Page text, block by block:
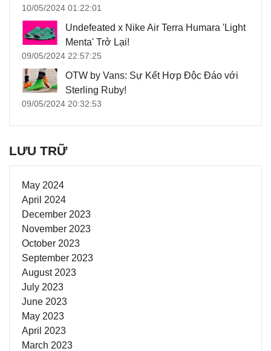
10/05/2024 01:22:01
Undefeated x Nike Air Terra Humara 'Light
Menta' Trở Lại!
09/05/2024 22:57:25
OTW by Vans: Sự Kết Hợp Độc Đáo với
Sterling Ruby!
09/05/2024 20:32:53
LƯU TRỮ
May 2024
April 2024
December 2023
November 2023
October 2023
September 2023
August 2023
July 2023
June 2023
May 2023
April 2023
March 2023